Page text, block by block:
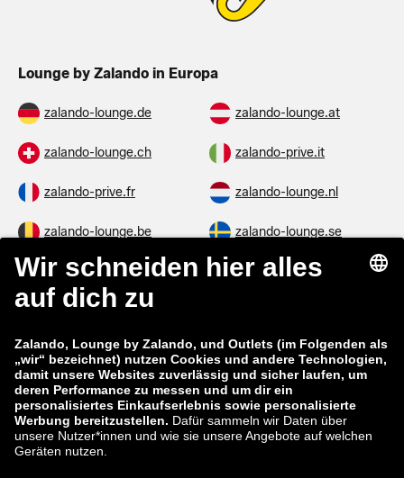
Lounge by Zalando in Europa
zalando-lounge.de zalando-lounge.at
zalando-lounge.ch zalando-prive.it
zalando-prive.fr zalando-lounge.nl
zalando-lounge.be zalando-lounge.se
zalando-lounge.fi zalando-lounge.dk
zalando-lounge.co.uk
zalando-prive.es zalando-lounge.cz
zalando-lounge.lt zalando-lounge.sk
zalando-lounge.ro zalando-lounge.hr